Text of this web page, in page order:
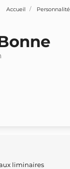
Accueil
liminaires